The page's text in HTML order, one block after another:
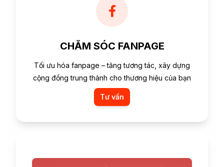
CHĂM SÓC FANPAGE
Tối ưu hóa fanpage – tăng tương tác, xây dựng
cộng đồng trung thành cho thương hiệu của bạn
Tư vấn